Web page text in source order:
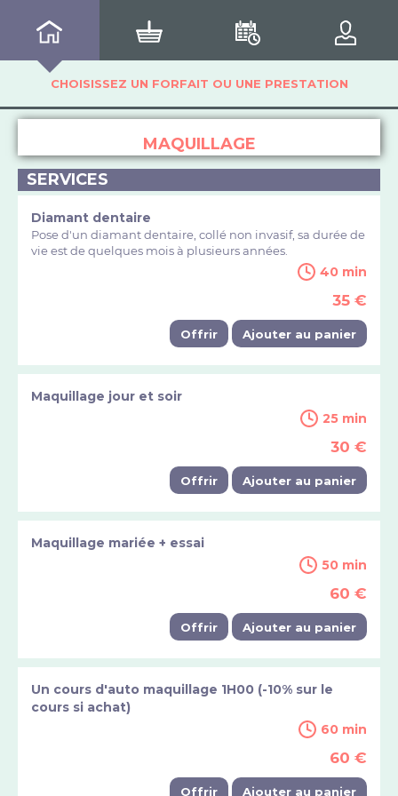
CHOISISSEZ UN FORFAIT OU UNE PRESTATION
MAQUILLAGE
SERVICES
Diamant dentaire
Pose d'un diamant dentaire, collé non invasif, sa durée de
vie est de quelques mois à plusieurs années.
40 min
35 €
Offrir Ajouter au panier
Maquillage jour et soir
25 min
30 €
Offrir Ajouter au panier
Maquillage mariée + essai
50 min
60 €
Offrir Ajouter au panier
Un cours d'auto maquillage 1H00 (-10% sur le
cours si achat)
60 min
60 €
Offrir Ajouter au panier